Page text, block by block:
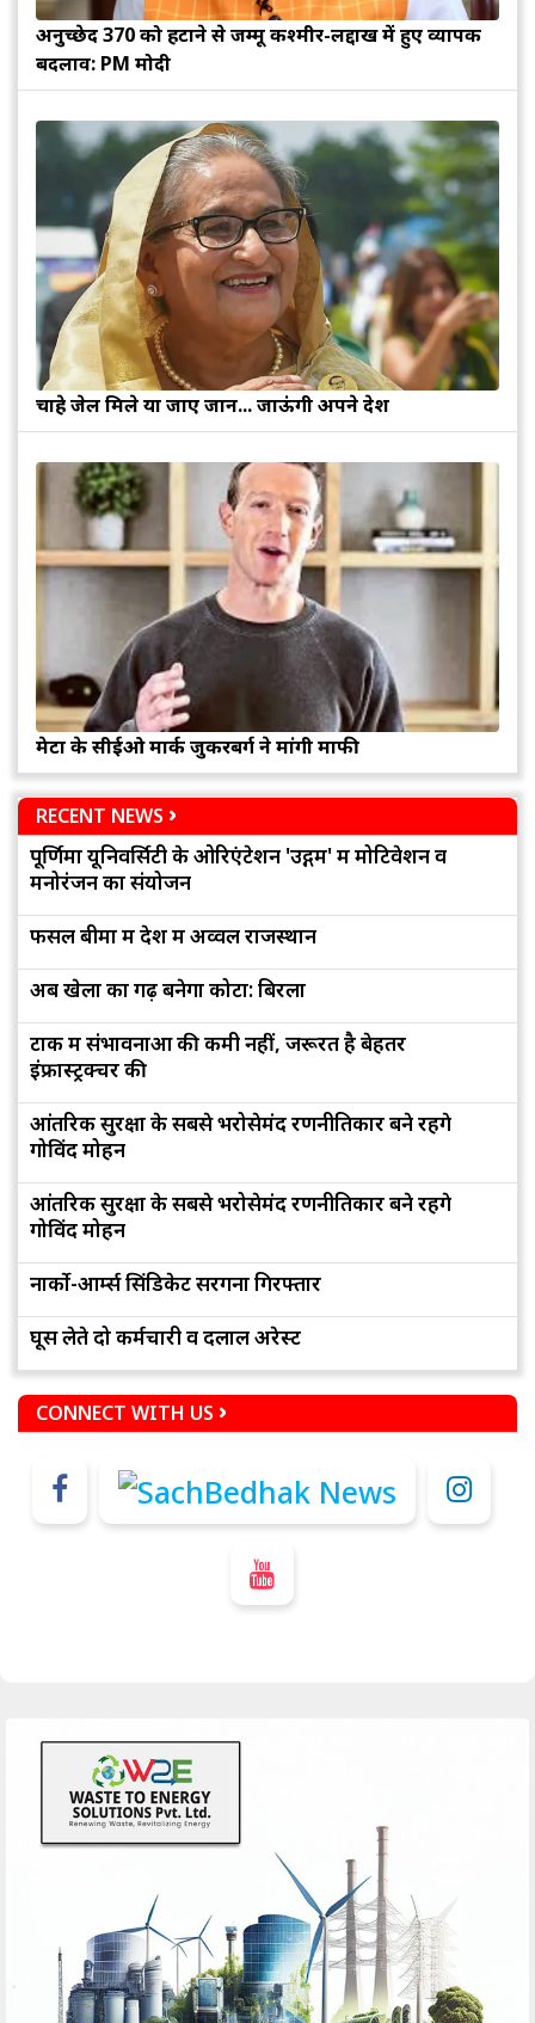
अनुच्छेद 370 को हटाने से जम्मू कश्मीर-लद्दाख में हुए व्यापक
बदलाव: PM मोदी
चाहे जेल मिले या जाए जान... जाऊंगी अपने देश
मेटा के सीईओ मार्क जुकरबर्ग ने मांगी माफी
RECENT NEWS
पूर्णिमा यूनिवर्सिटी के ओरिएंटेशन 'उद्गम' में मोटिवेशन व
मनोरंजन का संयोजन
फसल बीमा में देश में अव्वल राजस्थान
अब खेलों का गढ़ बनेगा कोटा: बिरला
टोंक में संभावनाओं की कमी नहीं, जरूरत है बेहतर
इंफ्रास्ट्रक्चर की
आंतरिक सुरक्षा के सबसे भरोसेमंद रणनीतिकार बने रहेंगे
गोविंद मोहन
आंतरिक सुरक्षा के सबसे भरोसेमंद रणनीतिकार बने रहेंगे
गोविंद मोहन
नार्को-आर्म्स सिंडिकेट सरगना गिरफ्तार
घूस लेते दो कर्मचारी व दलाल अरेस्ट
CONNECT WITH US